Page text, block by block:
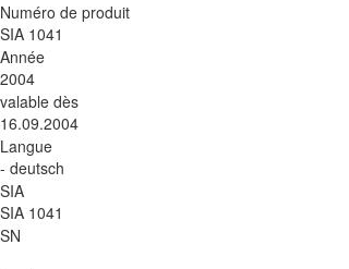
Numéro de produit
SIA 1041
Année
2004
valable dès
16.09.2004
Langue
- deutsch
SIA
SIA 1041
SN